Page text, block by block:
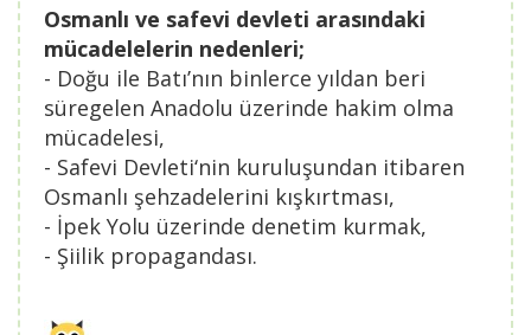
Osmanlı ve safevi devleti arasındaki
mücadelelerin nedenleri;
- Doğu ile Batı’nın binlerce yıldan beri
süregelen Anadolu üzerinde hakim olma
mücadelesi,
- Safevi Devleti‘nin kuruluşundan itibaren
Osmanlı şehzadelerini kışkırtması,
- İpek Yolu üzerinde denetim kurmak,
- Şiilik propagandası.